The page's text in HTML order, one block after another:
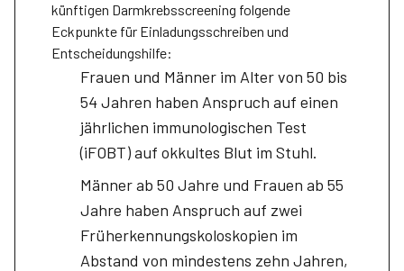
künftigen Darmkrebsscreening folgende
Eckpunkte für Einladungsschreiben und
Entscheidungshilfe:
Frauen und Männer im Alter von 50 bis
54 Jahren haben Anspruch auf einen
jährlichen immunologischen Test
(iFOBT) auf okkultes Blut im Stuhl.
Männer ab 50 Jahre und Frauen ab 55
Jahre haben Anspruch auf zwei
Früherkennungskoloskopien im
Abstand von mindestens zehn Jahren,